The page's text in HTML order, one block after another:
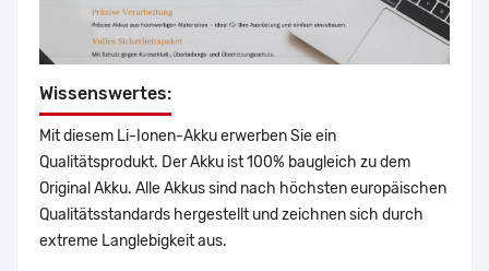
Wissenswertes:
Mit diesem Li-Ionen-Akku erwerben Sie ein
Qualitätsprodukt. Der Akku ist 100% baugleich zu dem
Original Akku. Alle Akkus sind nach höchsten europäischen
Qualitätsstandards hergestellt und zeichnen sich durch
extreme Langlebigkeit aus.